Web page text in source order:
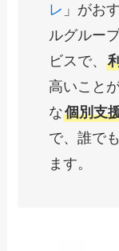
レ 」がお
ルグルー
ビスで、
高いこと
な個別支
で、誰で
ます。